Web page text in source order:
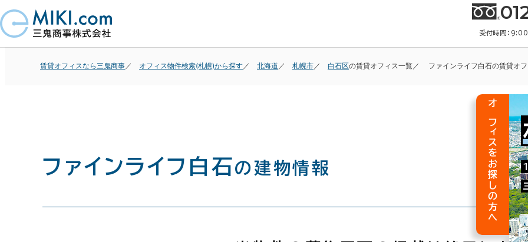
受付時間：
賃貸オフィスなら三鬼商事 オフィス物件検索(札幌)から探す 北海道 札幌市 白石区の賃貸オフィス一覧 ファインライフ白石の賃貸オ
ファインライフ白石の建物情報 オフィスをお探しの方へ